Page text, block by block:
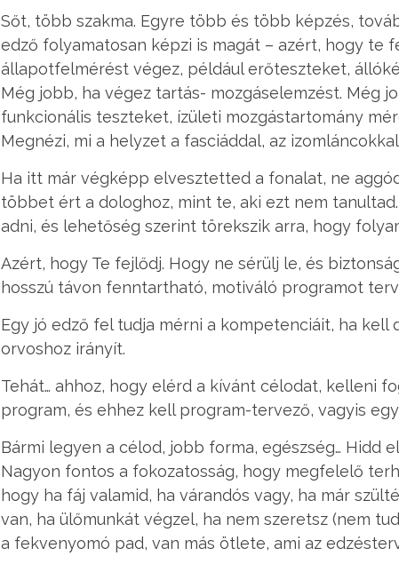
Sőt, több szakma. Egyre több és több képzés,
edző folyamatosan képzi is magát – azért, hogy te
állapotfelmérést végez, például erőteszteket,
Még jobb, ha végez tartás- mozgáselemzést. Még
funkcionális teszteket, ízületi mozgástartomány
Megnézi, mi a helyzet a fasciáddal, az
Ha itt már végképp elvesztetted a fonalat, ne
többet ért a dologhoz, mint te, aki ezt nem
adni, és lehetőség szerint törekszik arra, hogy
Azért, hogy Te fejlődj. Hogy ne sérülj le, és
hosszú távon fenntartható, motiváló programot
Egy jó edző fel tudja mérni a kompetenciáit, ha
orvoshoz irányít.
Tehát… ahhoz, hogy elérd a kívánt célodat, kelleni
program, és ehhez kell program-tervező, vagyis egy
Bármi legyen a célod, jobb forma, egészség… Hidd
Nagyon fontos a fokozatosság, hogy megfelelő
hogy ha fáj valamid, ha várandós vagy, ha már
van, ha ülőmunkát végzel, ha nem szeretsz (nem
a fekvenyomó pad, van más ötlete, ami az